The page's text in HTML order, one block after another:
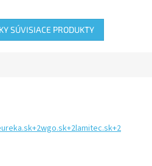
SÚVISIACE PRODUKTY
+2wgo.sk+2lamitec.sk+2